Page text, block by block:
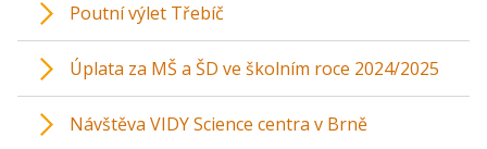
Poutní výlet Třebíč
Úplata za MŠ a ŠD ve školním roce 2024/2025
Návštěva VIDY Science centra v Brně